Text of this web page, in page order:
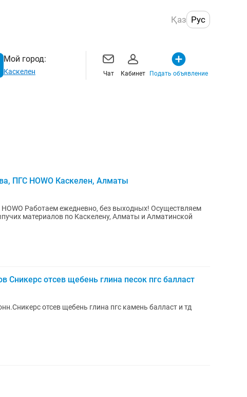
Қаз Рус
Мой город:
Каскелен Чат Кабинет Подать объявление
ПГС HOWO Каскелен, Алматы
материалов по Каскелену, Алматы и Алматинской
Сникерс отсев щебень глина песок пгс балласт
отсев щебень глина пгс камень балласт и тд